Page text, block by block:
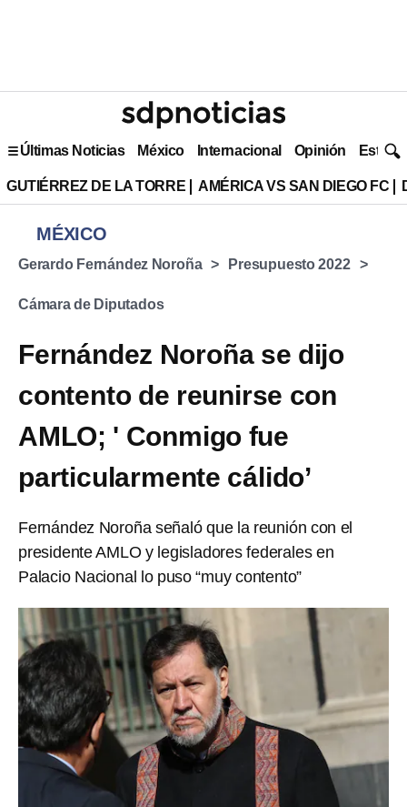
Últimas Noticias México Internacional Opinión Estilo
GUTIÉRREZ DE LA TORRE AMÉRICA VS SAN DIEGO FC
MÉXICO
Gerardo Fernández Noroña Presupuesto 2022
Cámara de Diputados
Fernández Noroña se dijo
contento de reunirse con
AMLO; ' Conmigo fue
particularmente cálido’
Fernández Noroña señaló que la reunión con el
presidente AMLO y legisladores federales en
Palacio Nacional lo puso “muy contento”